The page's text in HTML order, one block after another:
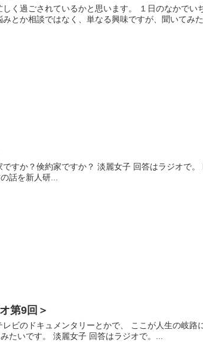
く過ごされているかと思います。 １日のなかでい
とか相談ではなく、単なる興味ですが、聞いてみた
すか？倹約家ですか？ 淡麗女子 回答はラジオで。
話を新人研...
第9回＞
ビのドキュメンタリーとかで、 ここが人生の岐路
たいです。 淡麗女子 回答はラジオで。...